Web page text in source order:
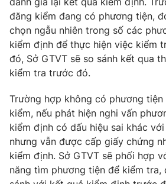
VTV Money VTV
VTV Sức khoẻ Bất
Thị trường 24h
VTV4 Vươn
VTV9 VTV8
Liên hệ tòa soạn English
đăng kiểm đang có phương tiện,
chọn ngẫu nhiên trong số các
kiểm định để thực hiện việc kiểm
đó, Sở GTVT sẽ so sánh kết qua
kiểm tra trước đó.
Trường hợp không có phương
kiểm, nếu phát hiện nghi vấn
kiểm định có dấu hiệu sai khác
nhưng vẫn được cấp giấy chứng
kiểm định. Sở GTVT sẽ phối hợp
năng tìm phương tiện để kiểm tra,